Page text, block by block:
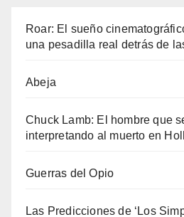
Roar: El sueño
una pesadilla real detrás de
Abeja
Chuck Lamb: El hombre que
interpretando al muerto en
Guerras del Opio
Las Predicciones de ‘Los